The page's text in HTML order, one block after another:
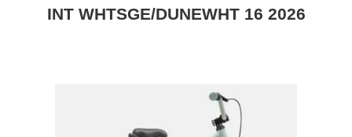
INT WHTSGE/DUNEWHT 16 2026